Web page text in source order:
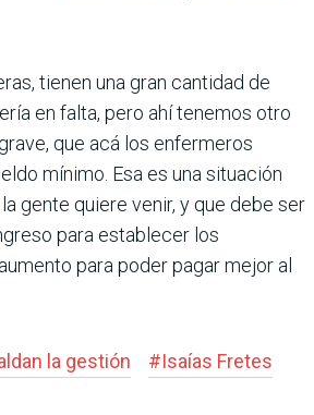
tie­nen una gran cantidad de
en falta, pero ahí tenemos otro
que acá los enfermeros
mínimo. Esa es una situación
gente quiere venir, y que debe ser
para establecer los
para poder pagar mejor al
la gestión #Isaías Fretes